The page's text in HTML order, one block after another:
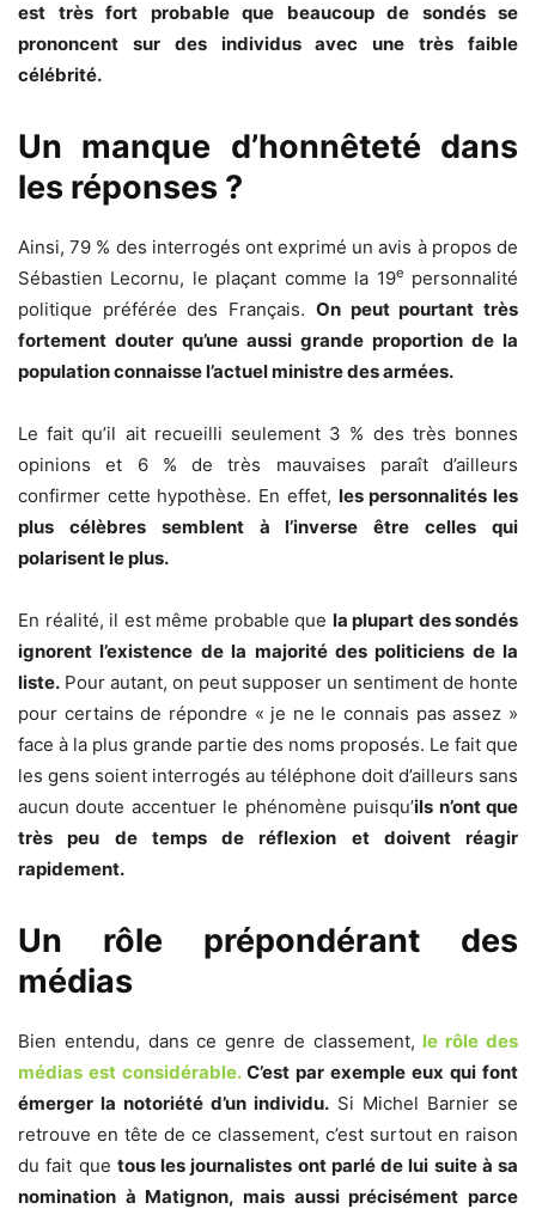
est très fort probable que beaucoup de sondés se
prononcent sur des individus avec une très faible
célébrité.
Un manque d’honnêteté dans
les réponses ?
Ainsi, 79 % des interrogés ont exprimé un avis à propos de
Sébastien Lecornu, le plaçant comme la 19e personnalité
politique préférée des Français. On peut pourtant très
fortement douter qu’une aussi grande proportion de la
population connaisse l’actuel ministre des armées.
Le fait qu’il ait recueilli seulement 3 % des très bonnes
opinions et 6 % de très mauvaises paraît d’ailleurs
confirmer cette hypothèse. En effet, les personnalités les
plus célèbres semblent à l’inverse être celles qui
polarisent le plus.
En réalité, il est même probable que la plupart des sondés
ignorent l’existence de la majorité des politiciens de la
liste. Pour autant, on peut supposer un sentiment de honte
pour certains de répondre « je ne le connais pas assez »
face à la plus grande partie des noms proposés. Le fait que
les gens soient interrogés au téléphone doit d’ailleurs sans
aucun doute accentuer le phénomène puisqu’ils n’ont que
très peu de temps de réflexion et doivent réagir
rapidement.
Un rôle prépondérant des
médias
Bien entendu, dans ce genre de classement, le rôle des
médias est considérable.C’est par exemple eux qui font
émerger la notoriété d’un individu. Si Michel Barnier se
retrouve en tête de ce classement, c’est surtout en raison
du fait que tous les journalistes ont parlé de lui suite à sa
nomination à Matignon, mais aussi précisément parce